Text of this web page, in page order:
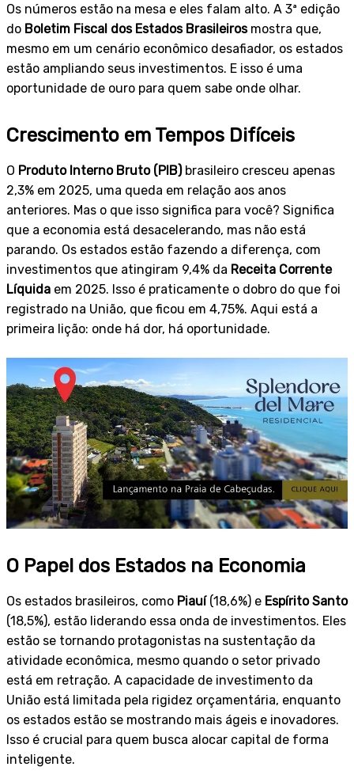
Os números estão na mesa e eles falam alto. A 3ª edição
do Boletim Fiscal dos Estados Brasileirosmostra que,
mesmo em um cenário econômico desafiador, os estados
estão ampliando seus investimentos. E isso é uma
oportunidade de ouro para quem sabe onde olhar.
Crescimento em Tempos Difíceis
O Produto Interno Bruto (PIB)brasileiro cresceu apenas
2,3% em 2025, uma queda em relação aos anos
anteriores. Mas o que isso significa para você? Significa
que a economia está desacelerando, mas não está
parando. Os estados estão fazendo a diferença, com
investimentos que atingiram 9,4% da Receita Corrente
Líquida em 2025. Isso é praticamente o dobro do que foi
registrado na União, que ficou em 4,75%. Aqui está a
primeira lição: onde há dor, há oportunidade.
O Papel dos Estados na Economia
Os estados brasileiros, como Piauí(18,6%) e Espírito Santo
(18,5%), estão liderando essa onda de investimentos. Eles
estão se tornando protagonistas na sustentação da
atividade econômica, mesmo quando o setor privado
está em retração. A capacidade de investimento da
União está limitada pela rigidez orçamentária, enquanto
os estados estão se mostrando mais ágeis e inovadores.
Isso é crucial para quem busca alocar capital de forma
inteligente.